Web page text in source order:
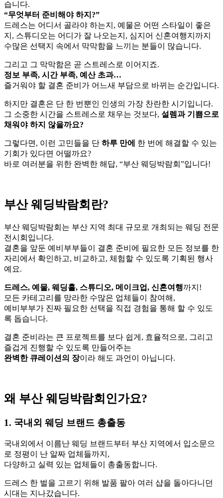
습니다.
“무엇부터 준비해야 하지?”
드레스는 어디서 골라야 하는지, 예물은 어떤 스타일이 좋은
지, 스튜디오는 어디가 잘 나오는지, 심지어 신혼여행지까지
수많은 선택지 속에서 막막함을 느끼는 분들이 많습니다.
그리고 그 막막함은 곧 스트레스로 이어지죠.
정보 부족, 시간 부족, 예산 초과…
즐거워야 할 결혼 준비가 어느새 부담으로 바뀌는 순간입니다.
하지만 결혼은 단 한 번뿐인 인생의 가장 찬란한 시기입니다.
그 소중한 시간을 스트레스로 채우는 것보다, 설렘과 기쁨으로
채워야 하지 않을까요?
그렇다면, 이런 고민들을 단 하루 만에
한 번에 해결할 수 있는
기회가 있다면 어떨까요?
바로 여러분을 위한 완벽한 해답, “부산 웨딩박람회”입니다!
부산 웨딩박람회란?
부산 웨딩박람회는 부산 지역 최대 규모로 개최되는 웨딩 전문
전시회입니다.
결혼을 앞둔 예비부부들이 결혼 준비에 필요한 모든 정보를 한
자리에서 확인하고, 비교하고, 체험할 수 있도록 기획된 행사
예요.
드레스, 예물, 웨딩홀, 스튜디오, 메이크업, 신혼여행까지!
모든 카테고리를 망라한 수많은 업체들이 참여해,
예비부부가 진짜 필요한 선택을 직접 경험을 통해 할 수 있도
록 돕습니다.
결혼 준비라는 큰 프로젝트를 보다 쉽게, 효율적으로, 그리고
즐겁게 진행할 수 있도록 만들어주는
완벽한 큐레이션의 장이라 해도 과언이 아닙니다.
왜 부산 웨딩박람회인가요?
1. 국내외 웨딩 브랜드 총출동
국내외에서 이름난 웨딩 브랜드부터 부산 지역에서 입소문으
로 정평이 난 알짜 업체들까지,
다양하고 실력 있는 업체들이 총출동합니다.
드레스 한 벌을 고르기 위해 발품 팔아 여러 샵을 돌아다니던
시대는 지나갔습니다.